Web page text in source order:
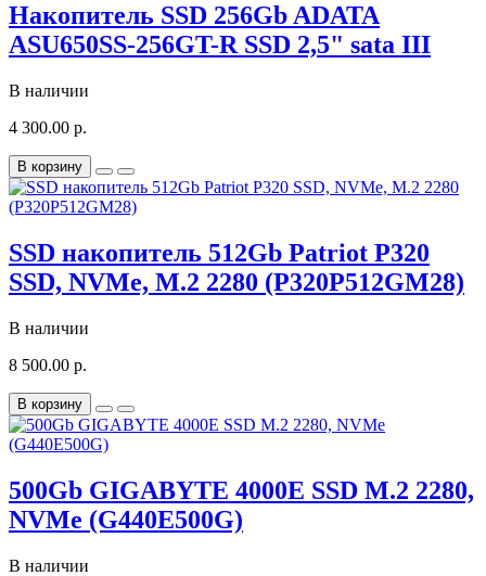
Накопитель SSD 256Gb ADATA
ASU650SS-256GT-R SSD 2,5" sata III
В наличии
4 300.00 р.
В корзину
SSD накопитель 512Gb Patriot P320
SSD, NVMe, M.2 2280 (P320P512GM28)
В наличии
8 500.00 р.
В корзину
500Gb GIGABYTE 4000E SSD M.2 2280,
NVMe (G440E500G)
В наличии